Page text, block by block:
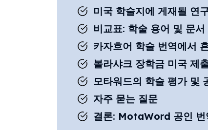
미국 학술지에 게재될 연
비교표: 학술 용어 및 문
카자흐어 학술 번역에서
볼라샤크 장학금 미국 제
모타워드의 학술 평가 및
자주 묻는 질문
결론: MotaWord 공인 번